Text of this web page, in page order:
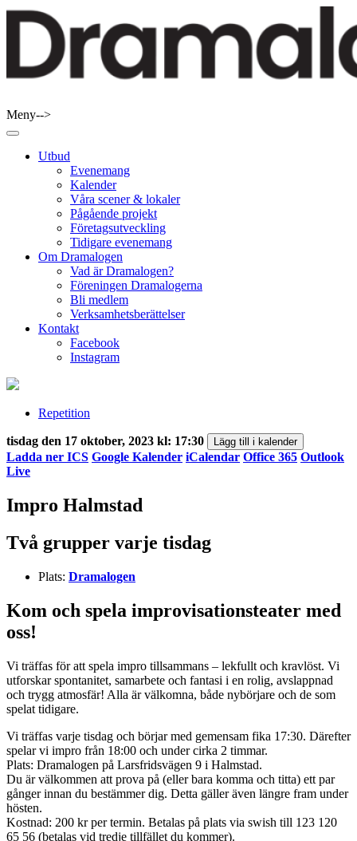
Skip
Meny-->
Utbud
Evenemang
Kalender
Våra scener & lokaler
Pågående projekt
Företagsutveckling
Tidigare evenemang
Om Dramalogen
Vad är Dramalogen?
Föreningen Dramalogerna
Bli medlem
Verksamhetsberättelser
Kontakt
Facebook
Instagram
Repetition
tisdag den 17 oktober, 2023 kl: 17:30 Lägg till i kalender
Ladda ner ICS Google Kalender iCalendar Office 365 Outlook
Live
Impro Halmstad
Två grupper varje tisdag
Plats: Dramalogen
Kom och spela improvisationsteater med
oss!
Vi träffas för att spela impro tillsammans – lekfullt och kravlöst. Vi
utforskar spontanitet, samarbete och fantasi i en rolig, avslappnad
och trygg atmosfär! Alla är välkomna, både nybörjare och de som
spelat tidigare.
Vi träffas varje tisdag och börjar med gemensam fika 17:30. Därefter
spelar vi impro från 18:00 och under cirka 2 timmar.
Plats: Dramalogen på Larsfridsvägen 9 i Halmstad.
Du är välkommen att prova på (eller bara komma och titta) ett par
gånger innan du bestämmer dig. Detta gäller även längre fram under
hösten.
Kostnad: 200 kr per termin. Betalas på plats via swish till 123 120
65 56 (betalas vid tredje tillfället du kommer).